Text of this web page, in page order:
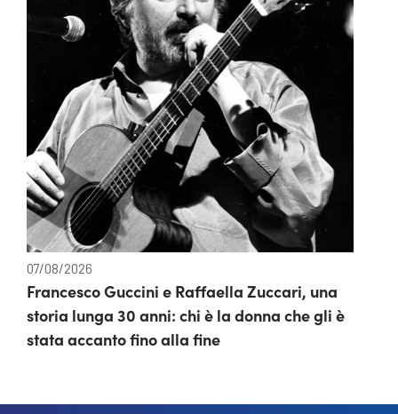
07/08/2026
Francesco Guccini e Raffaella Zuccari, una
storia lunga 30 anni: chi è la donna che gli è
stata accanto fino alla fine